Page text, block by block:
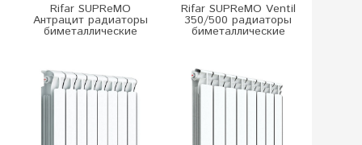
Rifar SUPReMO
Антрацит радиаторы
биметаллические
Rifar SUPReMO Ventil
350/500 радиаторы
биметаллические